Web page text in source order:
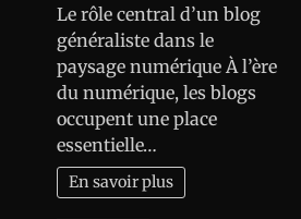
Le rôle central d’un blog
généraliste dans le
paysage numérique À l’ère
du numérique, les blogs
occupent une place
essentielle…
En savoir plus